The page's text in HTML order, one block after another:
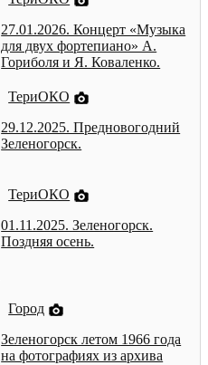
27.01.2026. Концерт «Музыка
для двух фортепиано» А.
Гориболя и Я. Коваленко.
ТериОКО
29.12.2025. Предновогодний
Зеленогорск.
ТериОКО
01.11.2025. Зеленогорск.
Поздняя осень.
Город
Зеленогорск летом 1966 года
на фотографиях из архива